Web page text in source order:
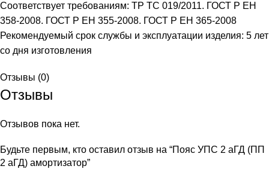
Соответствует требованиям: ТР ТС 019/2011. ГОСТ Р ЕН
358-2008. ГОСТ Р ЕН 355-2008. ГОСТ Р ЕН 365-2008
Рекомендуемый срок службы и эксплуатации изделия: 5 лет
со дня изготовления
Отзывы (0)
Отзывы
Отзывов пока нет.
Будьте первым, кто оставил отзыв на “Пояс УПС 2 аГД (ПП
2 аГД) амортизатор”